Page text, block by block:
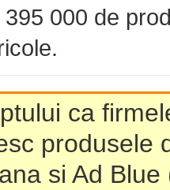
000 de
ca
produsele
si Ad